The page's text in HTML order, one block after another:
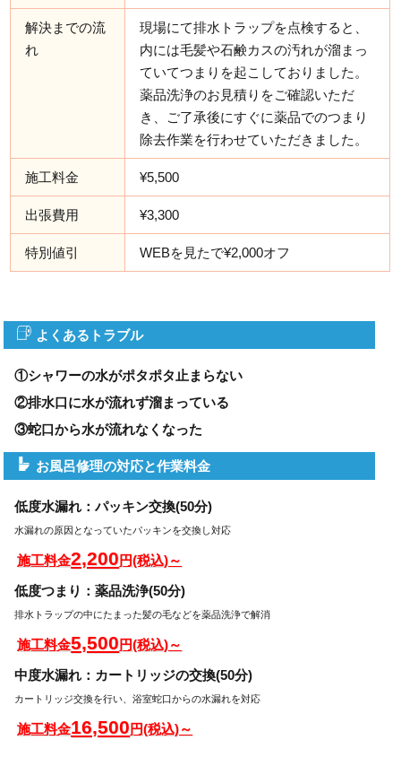
解決までの流
れ
現場にて排水トラップを点検すると、
内には毛髪や石鹸カスの汚れが溜まっ
ていてつまりを起こしておりました。
薬品洗浄のお見積りをご確認いただ
き、ご了承後にすぐに薬品でのつまり
除去作業を行わせていただきました。
施工料金 ¥5,500
出張費用 ¥3,300
特別値引 WEBを見たで¥2,000オフ
よくあるトラブル
①シャワーの水がポタポタ止まらない
②排水口に水が流れず溜まっている
③蛇口から水が流れなくなった
お風呂修理の対応と作業料金
低度水漏れ：パッキン交換(50分)
水漏れの原因となっていたパッキンを交換し対応
施工料金2,200円(税込)～
低度つまり：薬品洗浄(50分)
排水トラップの中にたまった髪の毛などを薬品洗浄で解消
施工料金5,500円(税込)～
中度水漏れ：カートリッジの交換(50分)
カートリッジ交換を行い、浴室蛇口からの水漏れを対応
施工料金16,500円(税込)～